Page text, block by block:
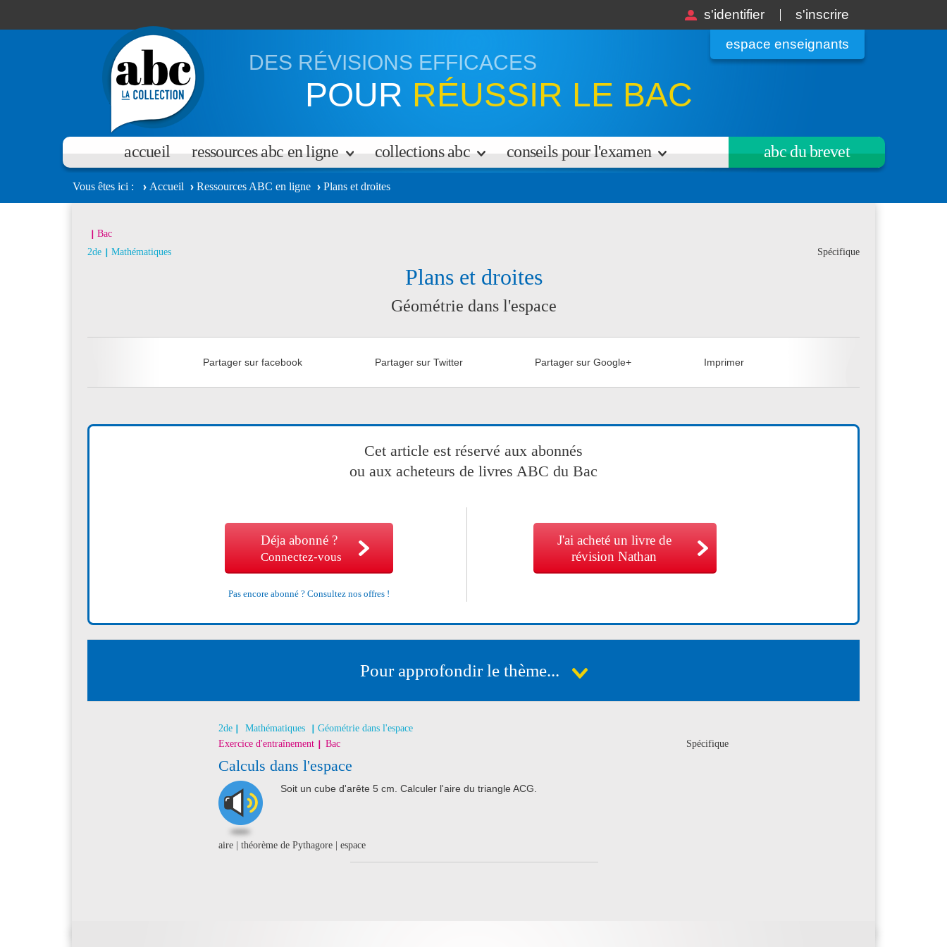
s'identifier
s'inscrire
espace enseignants
DES RÉVISIONS EFFICACES
POUR RÉUSSIR LE BAC
accueil ressources abc en ligne collections abc conseils pour l'examen abc du brevet
Vous êtes ici Accueil Ressources ABC en ligne Plans et droites
Bac
Spécifique
2de Mathématiques
Plans et droites
Géométrie dans l'espace
Partager sur facebook Partager sur Twitter Partager sur Google+ Imprimer
Cet article est réservé aux abonnés
ou aux acheteurs de livres ABC du Bac
Déja abonné ?
Connectez-vous
Pas encore abonné ? Consultez nos offres !
J'ai acheté un livre de
révision Nathan
Pour approfondir le thème...
2de Mathématiques
Géométrie dans l'espace
Spécifique
Exercice d'entraînement Bac
Calculs dans l'espace
Soit un cube d'arête 5 cm. Calculer l'aire du triangle ACG.
aire | théorème de Pythagore | espace